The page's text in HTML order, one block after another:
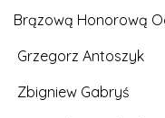
Brązową Honorową
Grzegorz Antoszyk
Zbigniew Gabryś